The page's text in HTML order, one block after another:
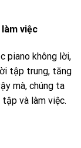
việc
piano không lời,
tập trung, tăng
mà, chúng ta
và làm việc.